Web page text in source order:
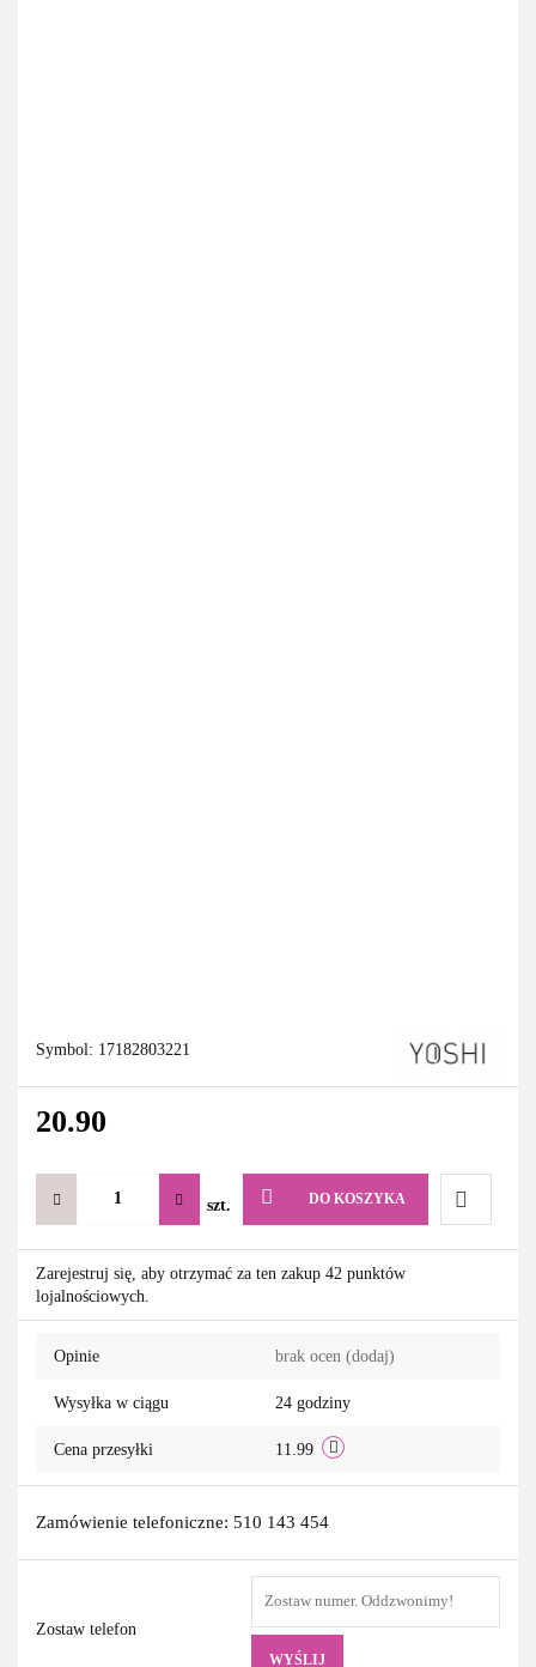
Symbol: 17182803221
20.90
szt. DO KOSZYKA
Do
Zarejestruj się, aby otrzymać za ten zakup 42 punktów
lojalnościowych.
Opinie brak ocen (dodaj)
Wysyłka w ciągu 24 godziny
Cena przesyłki 11.99
Zamówienie telefoniczne: 510 143 454
Zostaw telefon
WYŚLIJ